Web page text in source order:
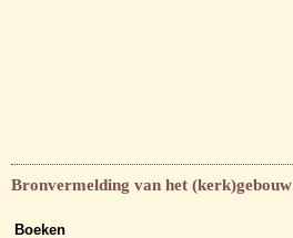
Bronvermelding van het (kerk)gebouw
Boeken